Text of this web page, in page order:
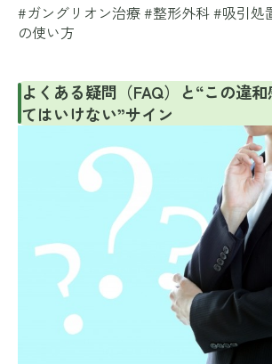
#ガングリオン治療 #整形外科 #吸引処
の使い方
よくある疑問（FAQ）と“この違
てはいけない”サイン